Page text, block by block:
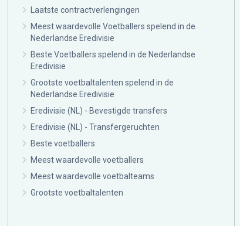
Laatste contractverlengingen
Meest waardevolle Voetballers spelend in de
Nederlandse Eredivisie
Beste Voetballers spelend in de Nederlandse
Eredivisie
Grootste voetbaltalenten spelend in de
Nederlandse Eredivisie
Eredivisie (NL) - Bevestigde transfers
Eredivisie (NL) - Transfergeruchten
Beste voetballers
Meest waardevolle voetballers
Meest waardevolle voetbalteams
Grootste voetbaltalenten